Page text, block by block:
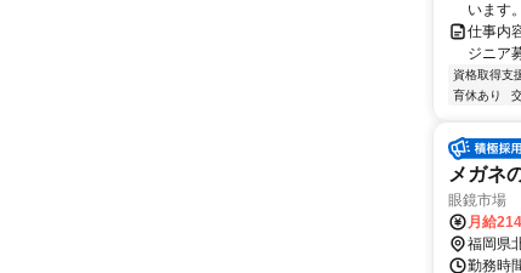
います。
仕事内
ジニア
資格取得支
育休あり
メガネ
眼鏡市場
月給
福岡県
勤務時